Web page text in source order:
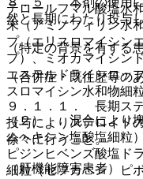
テロールフマル酸塩水
末（アミノフィリン水
プ（エリスロマイシン
プ）、ミオカマイシン
エステルドライシロッ
スロマイシン水和物細
（２）． 混合により
ムヘキシン塩酸塩細粒
ピジンヒベンズ酸塩ド
細粒（セフカペン ピボ
然と長期にわたり投与
（特定の背景を有する
（合併症・既往歴等の
９．１．１． 長期ス
投与によりステロイド
徐々に行うこと。
（肝機能障害患者）